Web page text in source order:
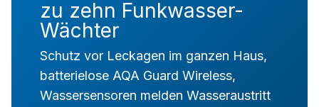
zu zehn Funkwasser-
Wächter
Schutz vor Leckagen im ganzen Haus,
batterielose AQA Guard Wireless,
Wassersensoren melden Wasseraustritt